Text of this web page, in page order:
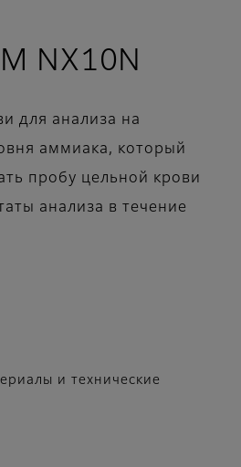
NX10N
для анализа на
аммиака, который
пробу цельной крови
анализа в течение
и технические